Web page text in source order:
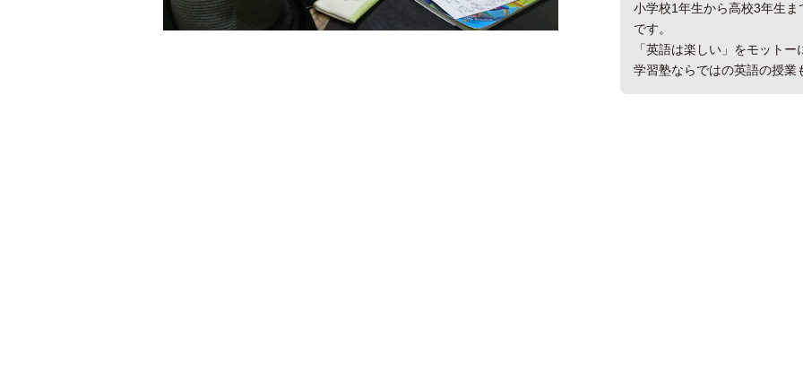
小学校1年生から高校3年生
です。
「英語は楽しい」をモットー
学習塾ならではの英語の授業